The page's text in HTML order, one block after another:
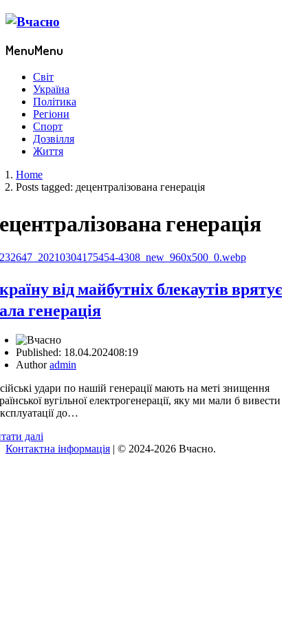
MenuMenu
Світ
Україна
Політика
Регіони
Спорт
Дозвілля
Життя
Home
Posts tagged: децентралізована генерація
генерація
від майбутніх блекаутів врятує
генерація
Published: 18.04.202408:19
Authoradmin
удари по нашій генерації мають на меті знищення
вугільної електрогенерації, яку ми мали б вивести
до…
далі
Контактна інформація | © 2024-2026 Вчасно.